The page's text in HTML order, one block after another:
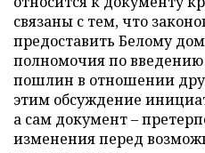
связаны с тем, что
предоставить Белому
полномочия по
пошлин в отношении
этим обсуждение
а сам документ –
изменения перед